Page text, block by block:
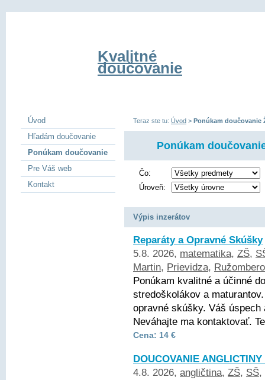
Kvalitné
doučovanie
Teraz ste tu: Úvod > Ponúkam doučovanie
Ponúkam
Čo:
Úroveň:
Výpis inzerátov
Reparáty a Opravné Skúšky
5.8. 2026, matematika, ZŠ,
Martin, Prievidza,
Ponúkam kvalitné a účinné
stredoškolákov a
opravné skúšky. Váš
Neváhajte ma kontaktovať.
Cena: 14 €
DOUCOVANIE
4.8. 2026, angličtina, ZŠ, SŠ,
Úvod
Hľadám doučovanie
Ponúkam doučovanie
Pre Váš web
Kontakt